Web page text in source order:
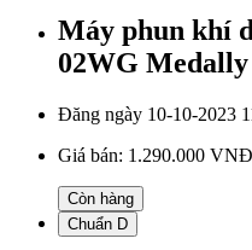
Máy phun khí
02WG Medally
Đăng ngày 10-10-2023
Giá bán: 1.290.000 VNĐ
Còn hàng
Chuẩn D